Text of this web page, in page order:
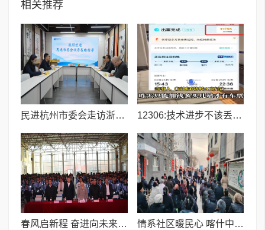
相关推荐
民进杭州市委会走访浙融媒中心 共探“媒体+教育+文化”融合发展新路径 12306:技术进步不该丢了人性温度,别让规则冷了人心
春风启新程 奋进向未来I喀什市特区实验学校举行2026年春季开学典礼 情系社区暖民心 喀什中程国际党支部开展慰问困难群众活动